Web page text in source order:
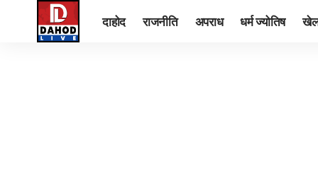
दाहोद राजनीति अपराध धर्म ज्योतिष